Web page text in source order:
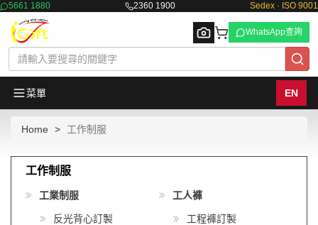
5661 1880 2360 1900 Sedex · ISO 9001
WhatsApp查詢
菜單 EN
Home 工作制服
工作制服
工業制服
反光背心訂製
工人褲
工程褲訂製